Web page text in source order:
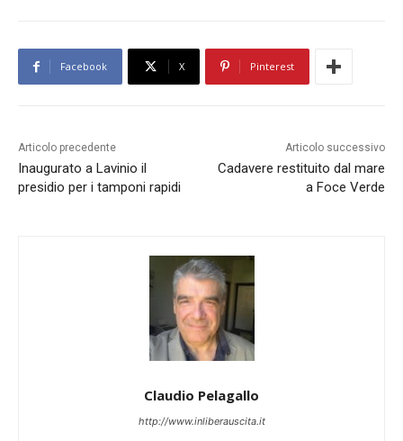
Facebook X Pinterest
Articolo precedente
Inaugurato a Lavinio il
presidio per i tamponi rapidi
Articolo successivo
Cadavere restituito dal mare
a Foce Verde
Claudio Pelagallo
http://www.inliberauscita.it